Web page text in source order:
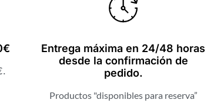
Entrega máxima en 24/48 horas
desde la confirmación de
pedido.
Productos "disponibles para reserva”